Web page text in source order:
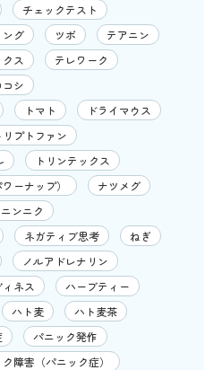
チェックテスト
ング ツボ
テアニン
ス
テレワーク
コシ
トマト
ドライマウス
リプトファン
トリンテックス
ーナップ）
ナツメグ
ニンニク
ネガティブ思考
ねぎ
ノルアドレナリン
ネス
ハーブティー
ハト麦
ハト麦茶
パニック発作
障害（パニック症）